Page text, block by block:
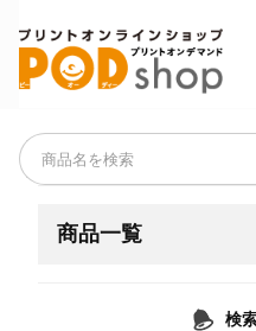
商品一覧
検